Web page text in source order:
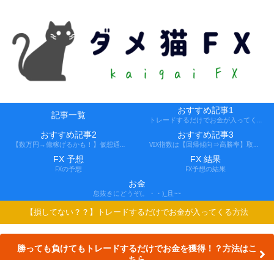
記事一覧 おすすめ記事1
おすすめ記事2 おすすめ記事3
FX 予想
FXの予想
FX 結果
FX予想の結果
お金
息抜きにどうぞ(。・・)_且~~
【損してない？？】トレードするだけでお金が入ってくる方法
勝っても負けてもトレードするだけでお金を獲得！？方法はこ